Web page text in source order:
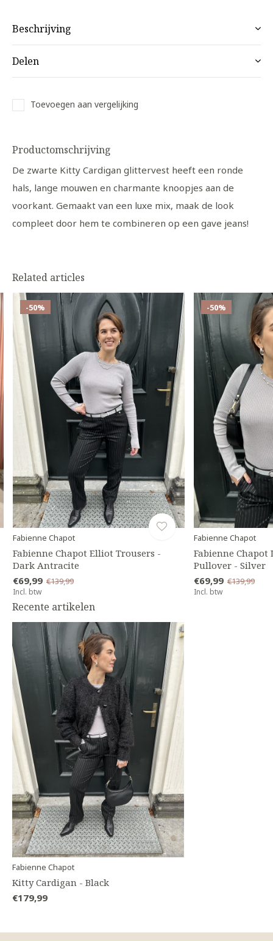
Beschrijving
Delen
Toevoegen aan vergelijking
Productomschrijving
De zwarte Kitty Cardigan glittervest heeft een ronde
hals, lange mouwen en charmante knoopjes aan de
voorkant. Gemaakt van een luxe mix, maak de look
compleet door hem te combineren op een gave jeans!
Related articles
-50%
Fabienne Chapot
Fabienne Chapot Elliot Trousers -
Dark Antracite
€69,99 €139,99
Incl. btw
-50%
Fabienne Chapot
Fabienne Chapot
Pullover - Silver
€69,99 €139,99
Incl. btw
Recente artikelen
Fabienne Chapot
Kitty Cardigan - Black
€179,99